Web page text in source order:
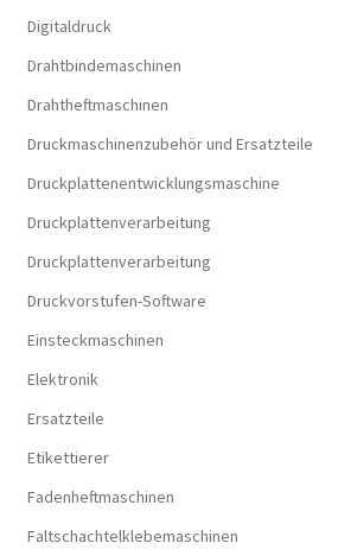
Digitaldruck
Drahtbindemaschinen
Drahtheftmaschinen
Druckmaschinenzubehör und Ersatzteile
Druckplattenentwicklungsmaschine
Druckplattenverarbeitung
Druckplattenverarbeitung
Druckvorstufen-Software
Einsteckmaschinen
Elektronik
Ersatzteile
Etikettierer
Fadenheftmaschinen
Faltschachtelklebemaschinen